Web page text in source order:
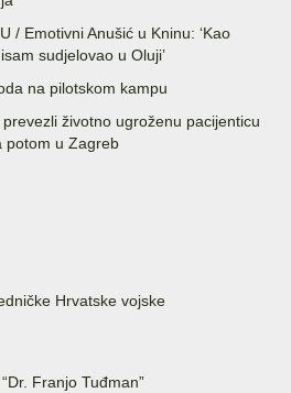
/ Emotivni Anušić u Kninu: ‘Kao
sudjelovao u Oluji’
na pilotskom kampu
životno ugroženu pacijenticu
potom u Zagreb
Hrvatske vojske
Franjo Tuđman”